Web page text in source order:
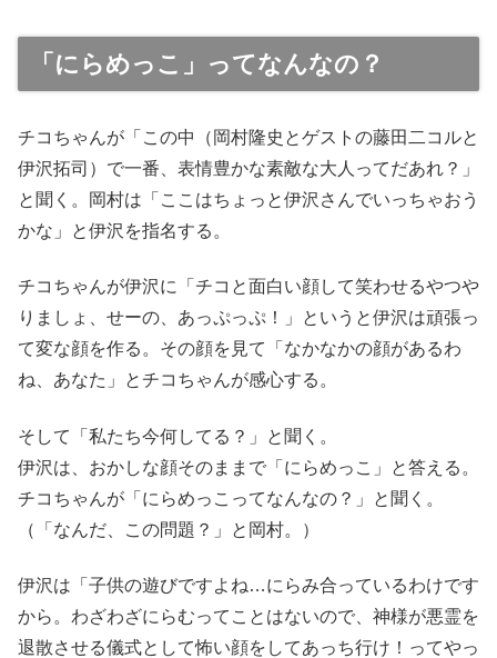
「にらめっこ」ってなんなの？
チコちゃんが「この中（岡村隆史とゲストの藤田二コルと
伊沢拓司）で一番、表情豊かな素敵な大人ってだあれ？」
と聞く。岡村は「ここはちょっと伊沢さんでいっちゃおう
かな」と伊沢を指名する。
チコちゃんが伊沢に「チコと面白い顔して笑わせるやつや
りましょ、せーの、あっぷっぷ！」というと伊沢は頑張っ
て変な顔を作る。その顔を見て「なかなかの顔があるわ
ね、あなた」とチコちゃんが感心する。
そして「私たち今何してる？」と聞く。
伊沢は、おかしな顔そのままで「にらめっこ」と答える。
チコちゃんが「にらめっこってなんなの？」と聞く。
（「なんだ、この問題？」と岡村。）
伊沢は「子供の遊びですよね…にらみ合っているわけです
から。わざわざにらむってことはないので、神様が悪霊を
退散させる儀式として怖い顔をしてあっち行け！ってやっ